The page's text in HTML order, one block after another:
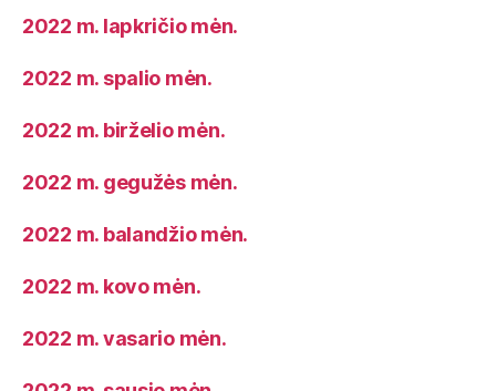
2022 m. lapkričio mėn.
2022 m. spalio mėn.
2022 m. birželio mėn.
2022 m. gegužės mėn.
2022 m. balandžio mėn.
2022 m. kovo mėn.
2022 m. vasario mėn.